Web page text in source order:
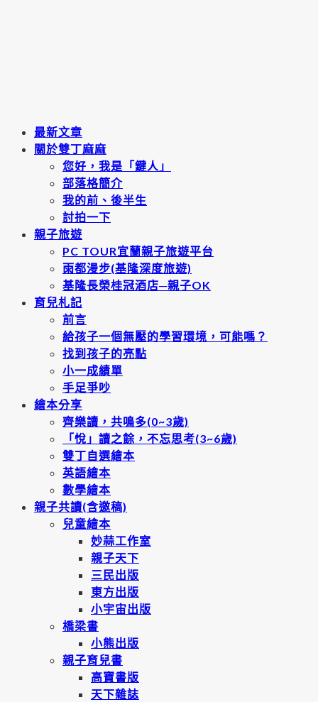
最新文章
關於雙丁麻麻
您好，我是「鍵人」
部落格簡介
我的前、後半生
討拍一下
親子旅遊
PC TOUR宜蘭親子旅遊平台
雨都漫步(基隆深度旅遊)
基隆長榮桂冠酒店─親子OK
育兒札記
前言
給孩子一個無壓的學習環境，可能嗎？
找到孩子的亮點
小一成績單
手足爭吵
繪本分享
齊樂讀，共鳴多(0~3歲)
「悅」讀之餘，不忘思考(3~6歲)
雙丁自選繪本
英語繪本
數學繪本
親子共讀(含邀稿)
兒童繪本
妙蒜工作室
親子天下
三民出版
東方出版
小宇宙出版
橋梁書
小熊出版
親子育兒書
高寶書版
天下雜誌